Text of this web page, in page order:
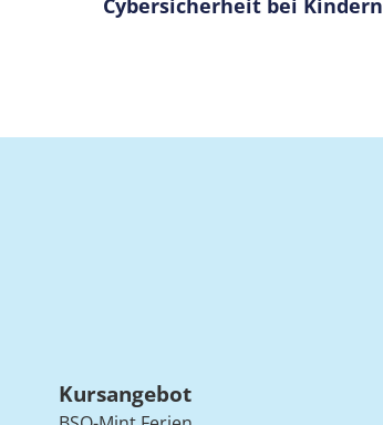
Cybersicherheit bei Kindern
Kursangebot